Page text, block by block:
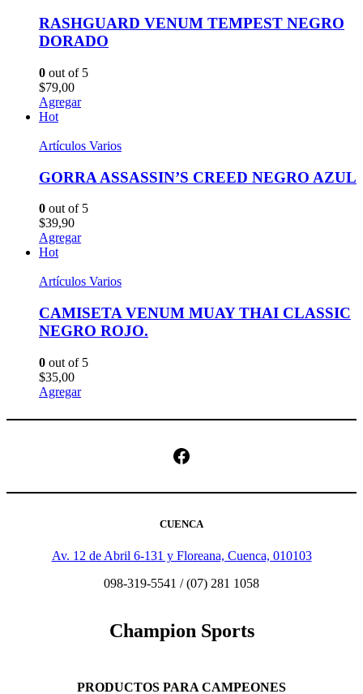
RASHGUARD VENUM TEMPEST NEGRO
DORADO
0 out of 5
$79,00
Agregar
Hot
Artículos Varios
GORRA ASSASSIN’S CREED NEGRO AZUL
0 out of 5
$39,90
Agregar
Hot
Artículos Varios
CAMISETA VENUM MUAY THAI CLASSIC
NEGRO ROJO.
0 out of 5
$35,00
Agregar
Facebook
CUENCA
Av. 12 de Abril 6-131 y Floreana, Cuenca, 010103
098-319-5541 / (07) 281 1058
Champion Sports
PRODUCTOS PARA CAMPEONES